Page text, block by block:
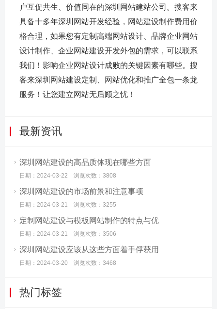
户互促共生、价值同在的深圳网站建站公司。搜客来
具备十多年深圳网站开发经验，网站建设制作费用价
格合理，如果您有定制高端网站设计、品牌企业网站
设计制作、企业网站建设开发外包的需求，可以联系
我们！影响企业网站设计成败的关键因素有哪些。搜
客来深圳网站建设定制、网站优化和推广全包一条龙
服务！让您建立网站无后顾之忧！
最新资讯
深圳网站建设的高品质体现在哪些方面
日期：2024-03-22 浏览次数：3808
深圳网站建设的市场前景和注意事项
日期：2024-03-21 浏览次数：3255
定制网站建设与模板网站制作的特点与优
日期：2024-03-21 浏览次数：3506
深圳网站建设应该从这些方面着手俘获用
日期：2024-03-20 浏览次数：3468
热门标签